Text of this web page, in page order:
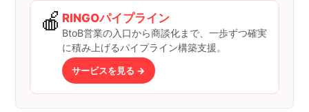
🍎 RINGOパイプライン
BtoB営業の入口から商談化まで、一歩ずつ確実
に積み上げるパイプライン構築支援。
サービスを見る →